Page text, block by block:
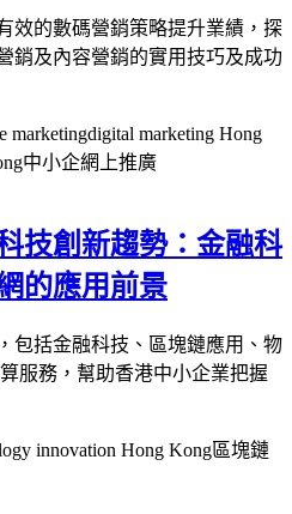
效的數碼營銷策略提升業績，探
銷及內容營銷的實用技巧及成功
marketingdigital marketing Hong
中小企網上推廣
技創新趨勢：金融科
的應用前景
包括金融科技、區塊鏈應用、物
服務，幫助香港中小企業把握
innovation Hong Kong區塊鏈